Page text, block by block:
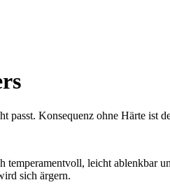
passt. Konsequenz ohne Härte ist
temperamentvoll, leicht
sich ärgern.